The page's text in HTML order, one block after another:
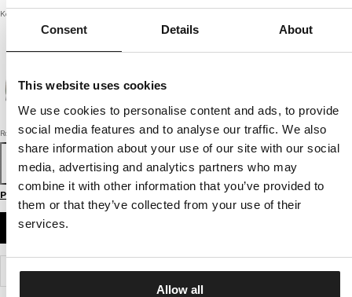
Consent Details About
This website uses cookies
We use cookies to personalise content and ads, to provide
social media features and to analyse our traffic. We also
share information about your use of our site with our social
media, advertising and analytics partners who may
combine it with other information that you’ve provided to
them or that they’ve collected from your use of their
services.
Allow all
Kolor: dark navy
Rozmiar
104 110 116 122 128 134 140 146
Przewodnik po rozmiarach
WYSYŁKA I ZWROTY